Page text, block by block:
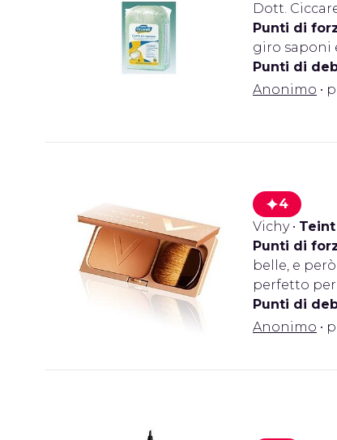
Dott.
Punti di
giro saponi
Punti di
Anonimo •
4
Vichy •
Punti di
belle, e
perfetto
Punti di
Anonimo •